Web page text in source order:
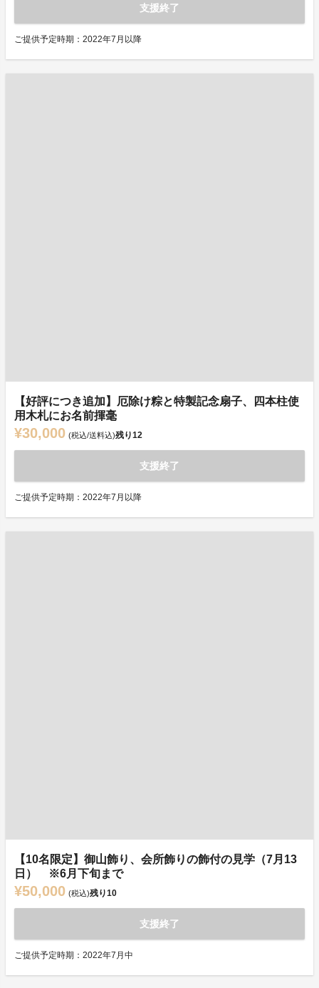
支援終了
ご提供予定時期：2022年7月以降
【好評につき追加】厄除け粽と特製記念扇子、四本柱使
用木札にお名前揮毫
¥30,000 (税込/送料込)残り12
支援終了
ご提供予定時期：2022年7月以降
【10名限定】御山飾り、会所飾りの飾付の見学（7月13
日） ※6月下旬まで
¥50,000 (税込)残り10
支援終了
ご提供予定時期：2022年7月中